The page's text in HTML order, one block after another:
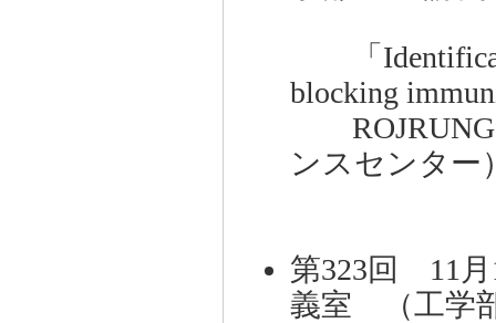
「
blocking
ROJRUNG
ンスセンター
第323回 11
義室 （工学